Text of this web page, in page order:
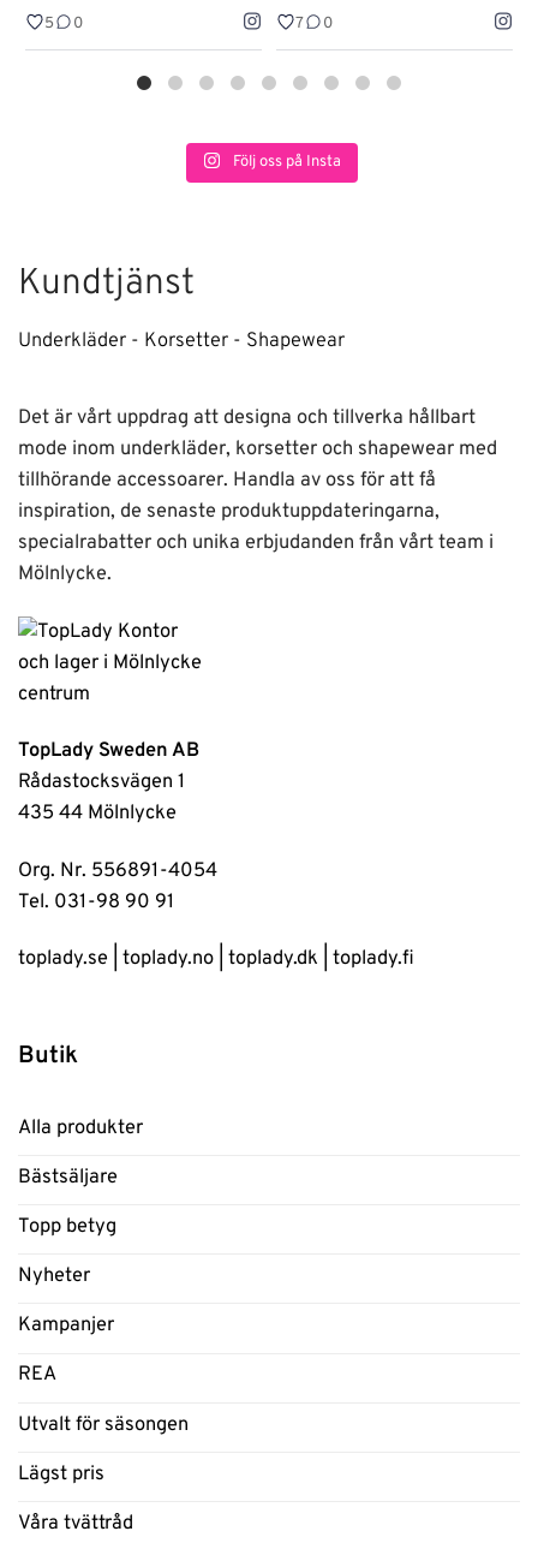
5 0 7 0
Följ oss på Insta
Kundtjänst
Underkläder - Korsetter - Shapewear
Det är vårt uppdrag att designa och tillverka hållbart
mode inom underkläder, korsetter och shapewear med
tillhörande accessoarer. Handla av oss för att få
inspiration, de senaste produktuppdateringarna,
specialrabatter och unika erbjudanden från vårt team i
Mölnlycke.
TopLady Sweden AB
Rådastocksvägen 1
435 44 Mölnlycke
Org. Nr. 556891-4054
Tel. 031-98 90 91
toplady.se toplady.no toplady.dk toplady.fi
Butik
Alla produkter
Bästsäljare
Topp betyg
Nyheter
Kampanjer
REA
Utvalt för säsongen
Lägst pris
Våra tvättråd